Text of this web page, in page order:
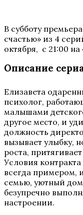
В субботу
счастью» из 4
октября, с 21:00 на
Описание
Елизавета
психолог,
малышами
другое место, и
должность
вызывает улыбку,
роста,
Условия
всегда примером,
семью, уютный
безупречно
настроении.